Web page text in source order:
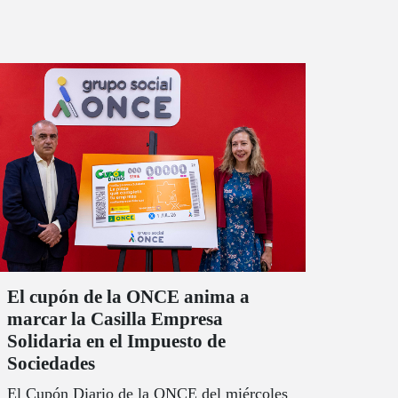
El cupón de la ONCE anima a
marcar la Casilla Empresa
Solidaria en el Impuesto de
Sociedades
El Cupón Diario de la ONCE del miércoles